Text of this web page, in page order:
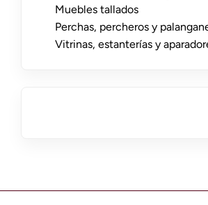
Muebles tallados
Perchas, percheros y
Vitrinas, estanterías y